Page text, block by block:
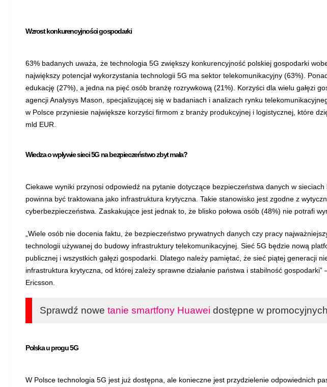
Wzrost konkurencyjności gospodarki
63% badanych uważa, że technologia 5G zwiększy konkurencyjność polskiej gospodarki
największy potencjał wykorzystania technologii 5G ma sektor telekomunikacyjny (63%).
edukację (27%), a jedna na pięć osób branżę rozrywkową (21%). Korzyści dla wielu gałęzi
agencji Analysys Mason, specjalizującej się w badaniach i analizach rynku
w Polsce przyniesie największe korzyści firmom z branży produkcyjnej i logistycznej, które
mld EUR.
Wiedza o wpływie sieci 5G na bezpieczeństwo zbyt mała?
Ciekawe wyniki przynosi odpowiedź na pytanie dotyczące bezpieczeństwa danych w
powinna być traktowana jako infrastruktura krytyczna. Takie stanowisko jest zgodne z
cyberbezpieczeństwa. Zaskakujące jest jednak to, że blisko połowa osób (48%) nie potrafi
„Wiele osób nie docenia faktu, że bezpieczeństwo prywatnych danych czy pracy
technologii używanej do budowy infrastruktury telekomunikacyjnej. Sieć 5G będzie nową
publicznej i wszystkich gałęzi gospodarki. Dlatego należy pamiętać, że sieć piątej generacji
infrastruktura krytyczna, od której zależy sprawne działanie państwa i stabilność
Ericsson.
Sprawdź nowe tanie smartfony Huawei dostępne w
Polska u progu 5G
W Polsce technologia 5G jest już dostępna, ale konieczne jest przydzielenie odpowiednich